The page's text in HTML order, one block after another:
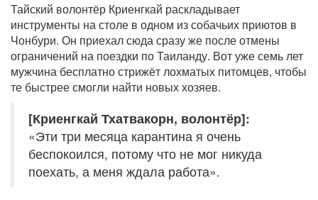
Тайский волонтёр Криенгкай раскладывает
инструменты на столе в одном из собачьих приютов в
Чонбури. Он приехал сюда сразу же после отмены
ограничений на поездки по Таиланду. Вот уже семь лет
мужчина бесплатно стрижёт лохматых питомцев, чтобы
те быстрее смогли найти новых хозяев.
[Криенгкай Тхатвакорн, волонтёр]:
«Эти три месяца карантина я очень
беспокоился, потому что не мог никуда
поехать, а меня ждала работа».